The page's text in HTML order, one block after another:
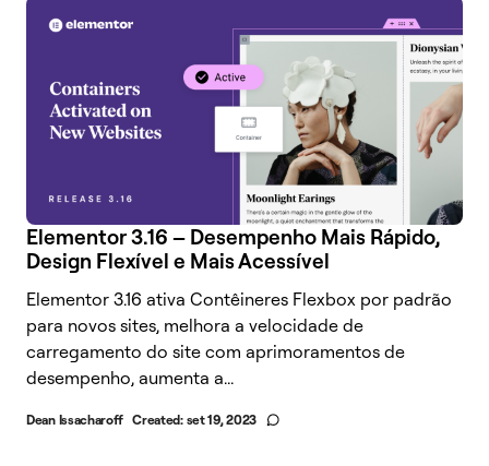
Elementor 3.16 – Desempenho Mais Rápido,
Design Flexível e Mais Acessível
Elementor 3.16 ativa Contêineres Flexbox por padrão
para novos sites, melhora a velocidade de
carregamento do site com aprimoramentos de
desempenho, aumenta a...
Dean Issacharoff Created: set 19, 2023